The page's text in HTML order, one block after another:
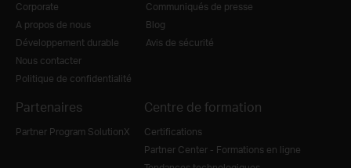
Corporate
A propos de nous
Développement durable
Nous contacter
Politique de confidentialité
Communiqués de presse
Blog
Avis de sécurité
Partenaires
Partner Program SolutionX
Centre de formation
Certifications
Partner Center - Formations en ligne